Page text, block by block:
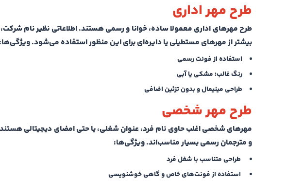
طرح مهر اداری
طرح مهرهای اداری معمولا ساده، خوانا و رسمی هستند. اطلاعاتی نظیر نام
بیشتر از مهرهای مستطیلی یا دایره‌ای برای این منظور استفاده می‌شود.ویژگی‌ها:
استفاده از فونت رسمی
رنگ غالب: مشکی یا آبی
طراحی مینیمال و بدون تزئین اضافی
طرح مهر شخصی
مهرهای شخصی اغلب حاوی نام فرد، عنوان شغلی، یا حتی امضای دیجیتالی هستند.
و مترجمان رسمی بسیار مناسب‌اند.ویژگی‌ها:
طراحی متناسب با شغل فرد
استفاده از فونت‌های خاص و گاهی خوشنویسی